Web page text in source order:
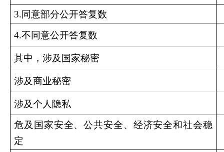
3.同意部分公开答复数
4.不同意公开答复数
其中，涉及国家秘密
涉及商业秘密
涉及个人隐私
危及国家安全、公共安全、经济安全和社会稳
定